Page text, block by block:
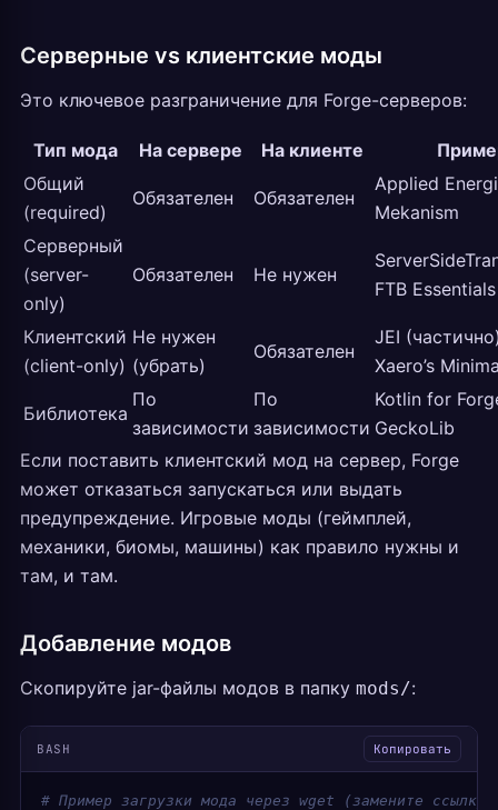
Серверные vs клиентские моды
Это ключевое разграничение для Forge-серверов:
Тип мода На сервере На клиенте
Общий
(required)
Обязателен Обязателен
Applied
Mekanism
Серверный
(server-
only)
Обязателен Не нужен
FTB Essentials
Клиентский
(client-only)
Не нужен
(убрать)
Обязателен
JEI
Xaero’s
Библиотека
По
зависимости
По
зависимости
Kotlin for
GeckoLib
Если поставить клиентский мод на сервер, Forge
может отказаться запускаться или выдать
предупреждение. Игровые моды (геймплей,
механики, биомы, машины) как правило нужны и
там, и там.
Добавление модов
Скопируйте jar-файлы модов в папку mods/:
BASH Копировать
# Пример загрузки мода через wget (замените ссылку